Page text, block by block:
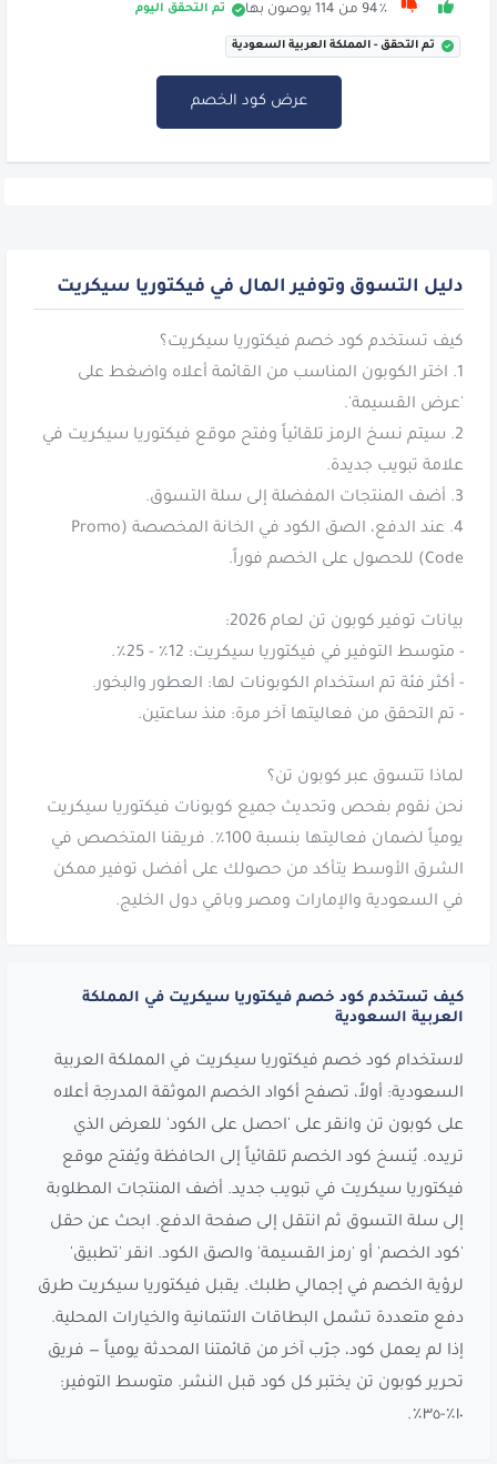
94٪ من 114 يوصون بها تم التحقق اليوم
تم التحقق - المملكة العربية السعودية
عرض كود الخصم
دليل التسوق وتوفير المال في فيكتوريا سيكريت
1. اختر الكوبون المناسب من القائمة أعلاه واضغط على
2. سيتم نسخ الرمز تلقائياً وفتح موقع فيكتوريا سيكريت في
4. عند الدفع، الصق الكود في الخانة المخصصة (Promo
نحن نقوم بفحص وتحديث جميع كوبونات فيكتوريا سيكريت
يومياً لضمان فعاليتها بنسبة 100٪. فريقنا المتخصص في
الشرق الأوسط يتأكد من حصولك على أفضل توفير ممكن
في السعودية والإمارات ومصر وباقي دول الخليج.
كيف تستخدم كود خصم فيكتوريا سيكريت في المملكة
العربية السعودية
لاستخدام كود خصم فيكتوريا سيكريت في المملكة العربية
السعودية: أولاً، تصفح أكواد الخصم الموثقة المدرجة أعلاه
على كوبون تن وانقر على 'احصل على الكود' للعرض الذي
تريده. يُنسخ كود الخصم تلقائياً إلى الحافظة ويُفتح موقع
فيكتوريا سيكريت في تبويب جديد. أضف المنتجات المطلوبة
إلى سلة التسوق ثم انتقل إلى صفحة الدفع. ابحث عن حقل
'كود الخصم' أو 'رمز القسيمة' والصق الكود. انقر 'تطبيق'
لرؤية الخصم في إجمالي طلبك. يقبل فيكتوريا سيكريت طرق
دفع متعددة تشمل البطاقات الائتمانية والخيارات المحلية.
إذا لم يعمل كود، جرّب آخر من قائمتنا المحدثة يومياً — فريق
تحرير كوبون تن يختبر كل كود قبل النشر. متوسط التوفير: